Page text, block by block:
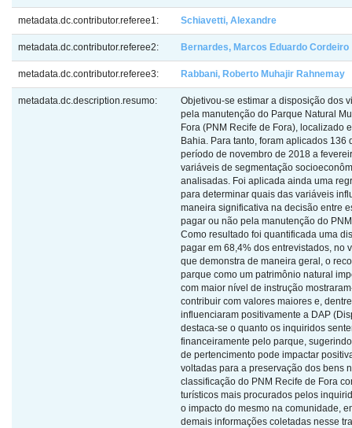
metadata.dc.contributor.referee1: Schiavetti, Alexandre
metadata.dc.contributor.referee2: Bernardes, Marcos Eduardo Cordeiro
metadata.dc.contributor.referee3: Rabbani, Roberto Muhajir Rahnemay
metadata.dc.description.resumo:
Objetivou-se estimar a disposição dos
pela manutenção do Parque Natural
Fora (PNM Recife de Fora), localizado
Bahia. Para tanto, foram aplicados 136
período de novembro de 2018 a
variáveis de segmentação
analisadas. Foi aplicada ainda uma
para determinar quais das variáveis
maneira significativa na decisão entre
pagar ou não pela manutenção do
Como resultado foi quantificada uma
pagar em 68,4% dos entrevistados, no
que demonstra de maneira geral, o
parque como um patrimônio natural
com maior nível de instrução
contribuir com valores maiores e,
influenciaram positivamente a DAP
destaca-se o quanto os inquiridos
financeiramente pelo parque,
de pertencimento pode impactar
voltadas para a preservação dos bens
classificação do PNM Recife de Fora
turísticos mais procurados pelos
o impacto do mesmo na comunidade,
demais informações coletadas nesse